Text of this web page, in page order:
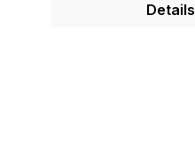
Details